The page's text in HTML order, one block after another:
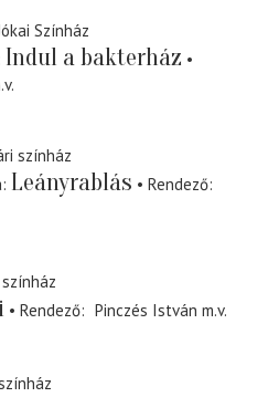
Színház
Indul a bakterház
színház
Leányrablás
Rendező
Rendező Pinczés István m.v.